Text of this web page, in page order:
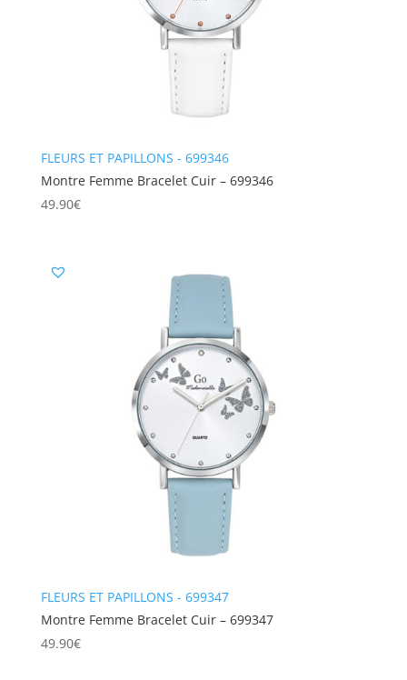
FLEURS ET PAPILLONS - 699346
Montre Femme Bracelet Cuir – 699346
49.90€
FLEURS ET PAPILLONS - 699347
Montre Femme Bracelet Cuir – 699347
49.90€